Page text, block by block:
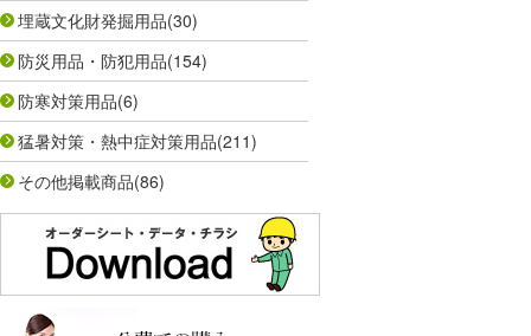
埋蔵文化財発掘用品(30)
防災用品・防犯用品(154)
防寒対策用品(6)
猛暑対策・熱中症対策用品(211)
その他掲載商品(86)